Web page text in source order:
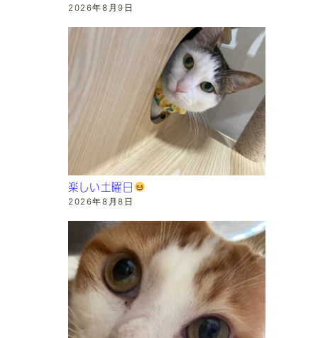
2026年8月9日
楽しい土曜日
2026年8月8日